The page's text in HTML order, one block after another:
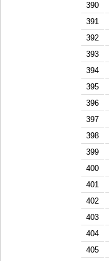
390
391
392
393
394
395
396
397
398
399
400
401
402
403
404
405